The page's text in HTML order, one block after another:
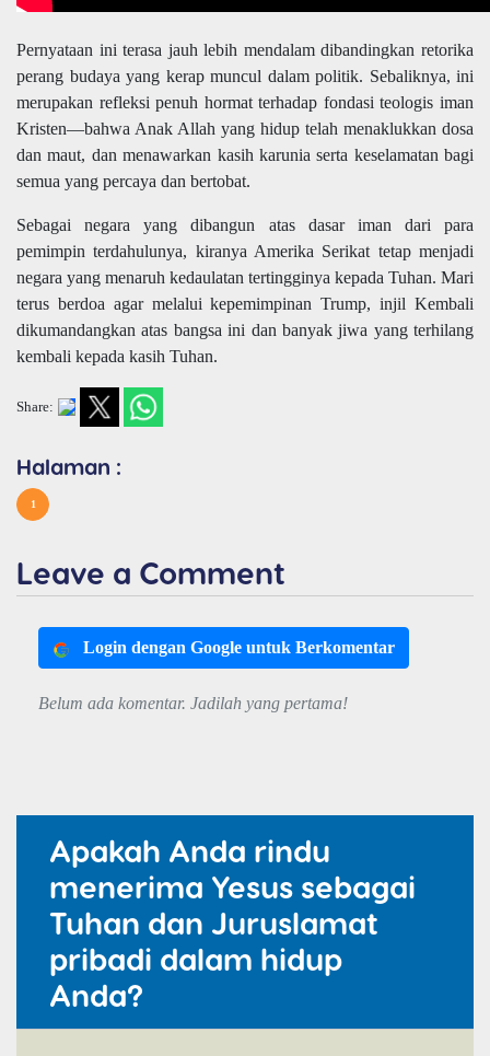
Pernyataan ini terasa jauh lebih mendalam dibandingkan retorika
perang budaya yang kerap muncul dalam politik. Sebaliknya, ini
merupakan refleksi penuh hormat terhadap fondasi teologis iman
Kristen—bahwa Anak Allah yang hidup telah menaklukkan dosa
dan maut, dan menawarkan kasih karunia serta keselamatan bagi
semua yang percaya dan bertobat.
Sebagai negara yang dibangun atas dasar iman dari para
pemimpin terdahulunya, kiranya Amerika Serikat tetap menjadi
negara yang menaruh kedaulatan tertingginya kepada Tuhan. Mari
terus berdoa agar melalui kepemimpinan Trump, injil Kembali
dikumandangkan atas bangsa ini dan banyak jiwa yang terhilang
kembali kepada kasih Tuhan.
Share:
Halaman :
1
Leave a Comment
Login dengan Google untuk Berkomentar
Belum ada komentar. Jadilah yang pertama!
Apakah Anda rindu
menerima Yesus sebagai
Tuhan dan Juruslamat
pribadi dalam hidup
Anda?